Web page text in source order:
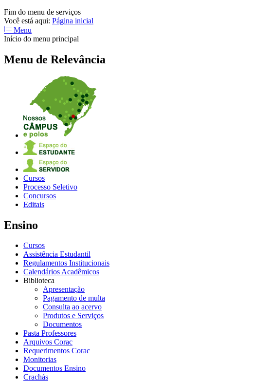
Fim do menu de serviços
Você está aqui: Página inicial
Menu
Início do menu principal
Menu de Relevância
Cursos
Processo Seletivo
Concursos
Editais
Ensino
Cursos
Assistência Estudantil
Regulamentos Institucionais
Calendários Acadêmicos
Biblioteca
Apresentação
Pagamento de multa
Consulta ao acervo
Produtos e Serviços
Documentos
Pasta Professores
Arquivos Corac
Requerimentos Corac
Monitorias
Documentos Ensino
Crachás